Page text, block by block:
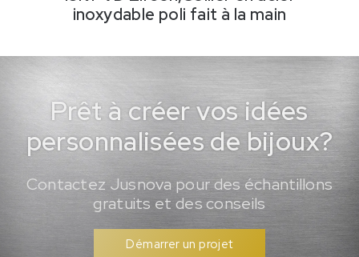
inoxydable poli fait à la main
Prêt à créer vos idées
personnalisées de bijoux?
Contactez Jusnova pour des échantillons
gratuits et des conseils
Démarrer un projet